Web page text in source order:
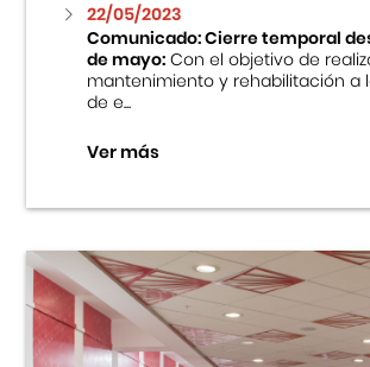
Fondo Editorial
Teatro Peruano Japonés
22/05/2023
Comunicado: Cierre temporal
de mayo:Con el objetivo de
mantenimiento y rehabilitación a
de e...
Ver más